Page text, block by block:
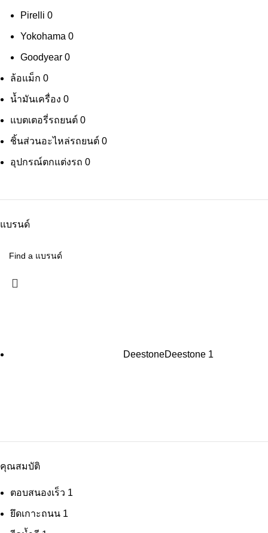
Pirelli 0
Yokohama 0
Goodyear 0
ล้อแม็ก 0
น้ำมันเครื่อง 0
แบตเตอรี่รถยนต์ 0
ชิ้นส่วนอะไหล่รถยนต์ 0
อุปกรณ์ตกแต่งรถ 0
แบรนด์
DeestoneDeestone 1
คุณสมบัติ
ตอบสนองเร็ว 1
ยึดเกาะถนน 1